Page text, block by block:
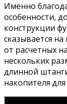
Именно
особенности,
конструкции
сказывается
от расчетных
нескольких
длинной
накопителя для